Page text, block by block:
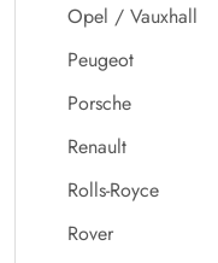
Opel / Vauxhall
Peugeot
Porsche
Renault
Rolls-Royce
Rover